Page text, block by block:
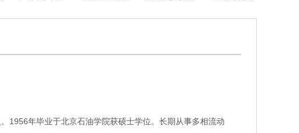
年毕业于北京石油学院获硕士学位。长期从事多相流动